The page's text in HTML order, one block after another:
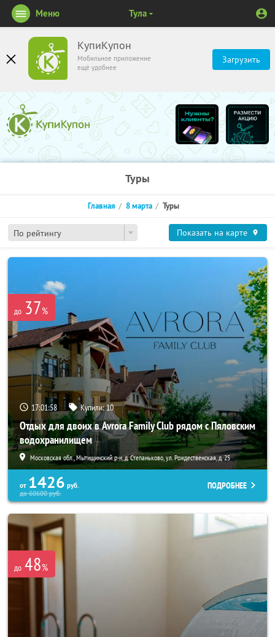
КупиКупон
Мобильное приложение
ещё удобнее
Загрузить
Меню Тула
Туры
По рейтингу
Главная 8 марта Туры
Показать на карте
до 37%
17:01:58 Купили:10
Отдых для двоих в Avrora Family Club рядом с Пяловским
водохранилищем
Московская обл., Мытищинский р-н, д. Степаньково, ул. Рождественская, д. 25
от 1426 руб.
до60600руб.
ПОДРОБНЕЕ
до 48%